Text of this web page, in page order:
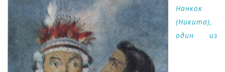
Нанкок
(Никита),
один из